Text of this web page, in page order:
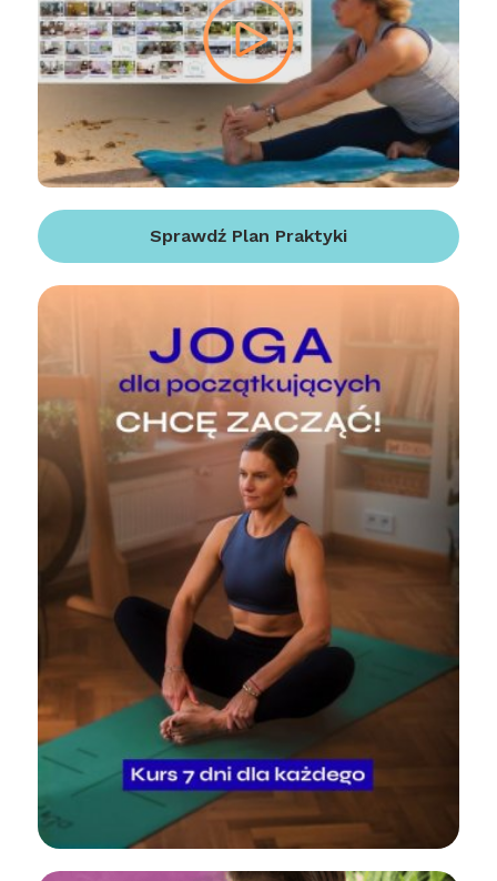
Sprawdź Plan Praktyki